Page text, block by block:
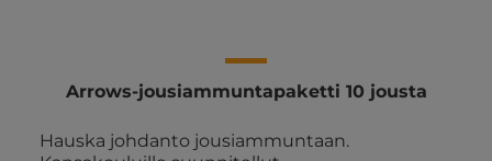
Arrows-jousiammuntapaketti 10 jousta
Hauska johdanto jousiammuntaan.